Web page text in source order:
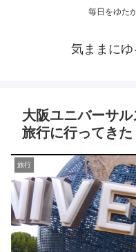
毎日をゆた
気ままに
大阪ユニバーサ
旅行に行ってきた
旅行